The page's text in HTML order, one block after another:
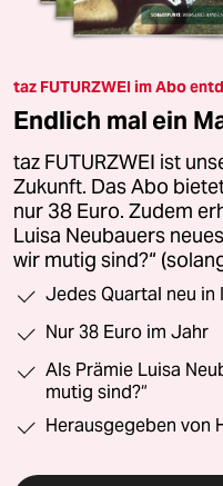
taz FUTURZWEI im Abo
Endlich mal ein
taz FUTURZWEI ist
Zukunft. Das Abo
nur 38 Euro. Zudem
Luisa Neubauers
wir mutig sind?“
Jedes Quartal neu in
Nur 38 Euro im Jahr
Als Prämie Luisa
mutig sind?“
Herausgegeben von